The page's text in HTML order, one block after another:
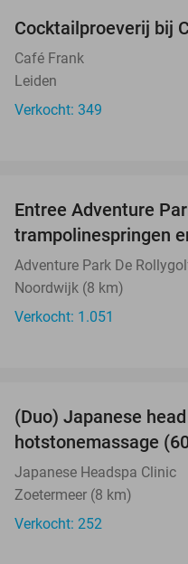
Cocktailproeverij bij
Café Frank
Leiden
Verkocht: 349
Entree Adventure
trampolinespringen
Adventure Park De
Noordwijk (8 km)
Verkocht: 1.051
(Duo) Japanese
hotstonemassage
Japanese Headspa Clinic
Zoetermeer (8 km)
Verkocht: 252